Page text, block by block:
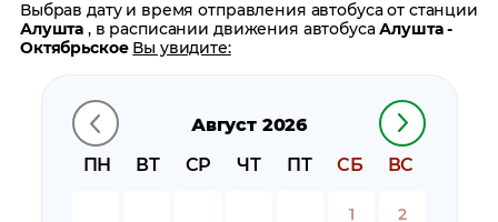
Заказ автобуса
Контакты
Август 2026
ПН
ВТ СР ЧТ ПТ СБ ВС
1 2
Выбрав дату и время отправления автобуса от станции
Алушта, в расписании движения автобусаАлушта -
Октябрьское Вы увидите:
время прибытия
время в пути
цену билета